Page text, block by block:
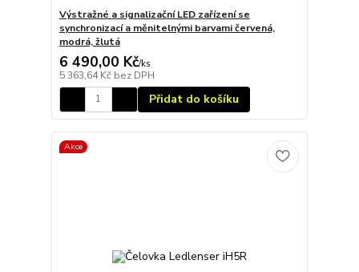
Výstražné a signalizační LED zařízení se
synchronizací a měnitelnými barvami červená,
modrá, žlutá
6 490,00 Kč/ks
5 363,64 Kč bez DPH
Přidat do košíku
Akce